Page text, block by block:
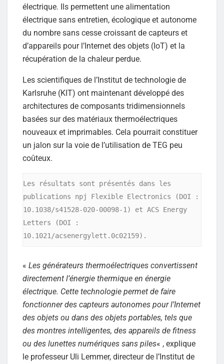
électrique. Ils permettent une alimentation
électrique sans entretien, écologique et autonome
du nombre sans cesse croissant de capteurs et
d’appareils pour l’Internet des objets (IoT) et la
récupération de la chaleur perdue.
Les scientifiques de l’Institut de technologie de
Karlsruhe (KIT) ont maintenant développé des
architectures de composants tridimensionnels
basées sur des matériaux thermoélectriques
nouveaux et imprimables. Cela pourrait constituer
un jalon sur la voie de l’utilisation de TEG peu
coûteux.
Les résultats sont présentés dans les
publications npj Flexible Electronics (DOI :
10.1038/s41528-020-00098-1) et ACS Energy
Letters (DOI :
10.1021/acsenergylett.0c02159).
« Les générateurs thermoélectriques convertissent
directement l’énergie thermique en énergie
électrique. Cette technologie permet de faire
fonctionner des capteurs autonomes pour l’Internet
des objets ou dans des objets portables, tels que
des montres intelligentes, des appareils de fitness
ou des lunettes numériques sans piles« , explique
le professeur Uli Lemmer, directeur de l’Institut de